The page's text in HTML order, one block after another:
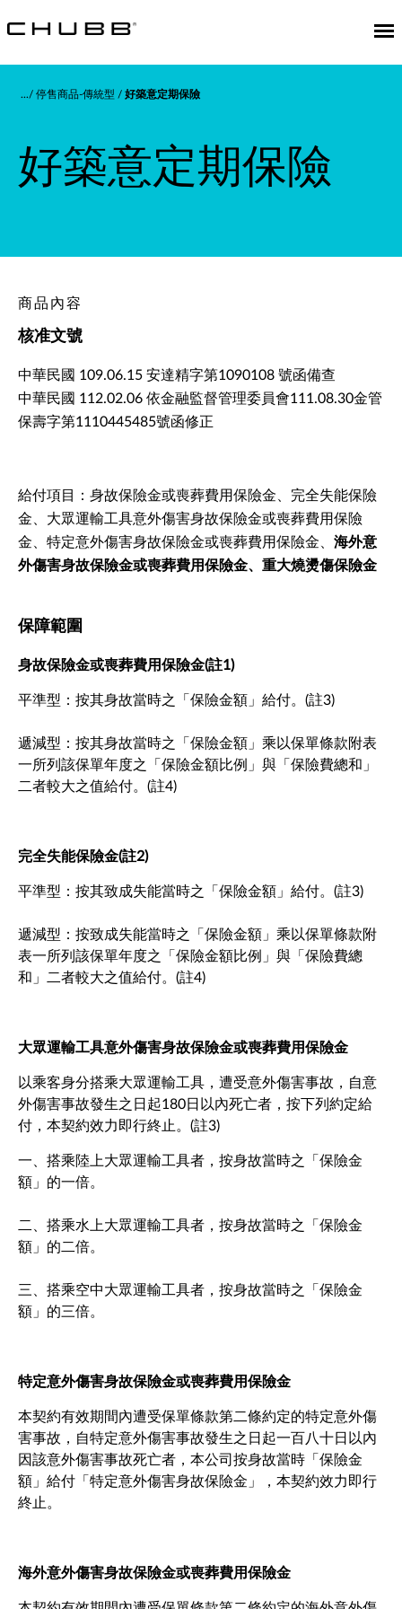
停售商品-傳統型 好築意定期保險
好築意定期保險
商品內容
核准文號
中華民國 109.06.15 安達精字第1090108 號函備查
中華民國 112.02.06 依金融監督管理委員會111.08.30金管
保壽字第1110445485號函修正
給付項目：身故保險金或喪葬費用保險金、完全失能保險
金、大眾運輸工具意外傷害身故保險金或喪葬費用保險
金、特定意外傷害身故保險金或喪葬費用保險金、 海外意
外傷害身故保險金或喪葬費用保險金、重大燒燙傷保險金
保障範圍
身故保險金或喪葬費用保險金(註1)
平準型：按其身故當時之「保險金額」給付。(註3)
遞減型：按其身故當時之「保險金額」乘以保單條款附表
一所列該保單年度之「保險金額比例」與「保險費總和」
二者較大之值給付。(註4)
完全失能保險金(註2)
平準型：按其致成失能當時之「保險金額」給付。(註3)
遞減型：按致成失能當時之「保險金額」乘以保單條款附
表一所列該保單年度之「保險金額比例」與「保險費總
和」二者較大之值給付。(註4)
大眾運輸工具意外傷害身故保險金或喪葬費用保險金
以乘客身分搭乘大眾運輸工具，遭受意外傷害事故，自意
外傷害事故發生之日起180日以內死亡者，按下列約定給
付，本契約效力即行終止。(註3)
一、搭乘陸上大眾運輸工具者，按身故當時之「保險金
額」的一倍。
二、搭乘水上大眾運輸工具者，按身故當時之「保險金
額」的二倍。
三、搭乘空中大眾運輸工具者，按身故當時之「保險金
額」的三倍。
特定意外傷害身故保險金或喪葬費用保險金
本契約有效期間內遭受保單條款第二條約定的特定意外傷
害事故，自特定意外傷害事故發生之日起一百八十日以內
因該意外傷害事故死亡者，本公司按身故當時「保險金
額」給付「特定意外傷害身故保險金」，本契約效力即行
終止。
海外意外傷害身故保險金或喪葬費用保險金